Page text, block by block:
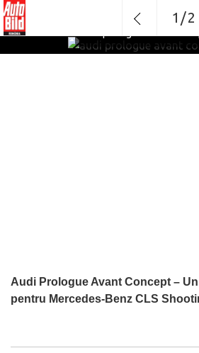
Audi Prologue Avant Concept –
pentru Mercedes-Benz CLS
1 /2